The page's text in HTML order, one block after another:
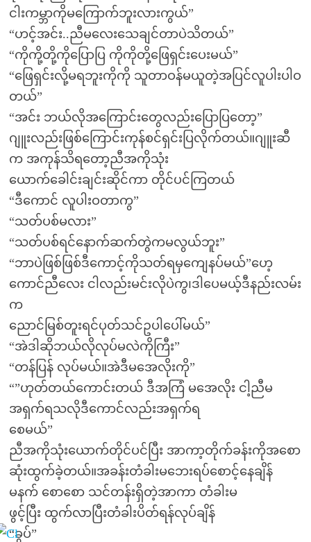
ငါးကမ္ဘာကိုမကြောက်ဘူးလားကွယ်”
“ဟင့်အင်း..ညီမလေးသေချင်တာပဲသိတယ်”
“ကိုကို့တို့ကိုပြောပြ ကိုကိုတို့ဖြေရှင်းပေးမယ်”
“ဖြေရှင်းလို့မရဘူးကိုကို သူတာဝန်မယူတဲ့အပြင်လူပါးပါဝ
တယ်”
“အင်း ဘယ်လိုအကြောင်းတွေလည်းပြောပြတော့”
ဂျူးလည်းဖြစ်ကြောင်းကုန်စင်ရှင်းပြလိုက်တယ်။ဂျူးဆီ
က အကုန်သိရတော့ညီအကိုသုံး
ယောက်ခေါင်းချင်းဆိုင်ကာ တိုင်ပင်ကြတယ်
“ဒီကောင် လူပါးဝတာကွ”
“သတ်ပစ်မလား”
“သတ်ပစ်ရင်နောက်ဆက်တွဲကမလွယ်ဘူး”
“ဘာပဲဖြစ်ဖြစ်ဒီကောင့်ကိုသတ်ရမှကျေနပ်မယ်”ဟေ့
ကောင်ညီလေး ငါလည်းမင်းလိုပဲကွ၊ဒါပေမယ့်ဒီနည်းလမ်း
က
ညောင်မြစ်တူးရင်ပုတ်သင်ဥပါပေါ်မယ်”
“အဲဒါဆိုဘယ်လိုလုပ်မလဲကိုကြီး”
“တန်ပြန် လုပ်မယ်။အဲဒီမအေလိုးကို”
“”ဟုတ်တယ်ကောင်းတယ် ဒီအကြံ မအေလိုး ငါ့ညီမ
အရှက်ရသလိုဒီကောင်လည်းအရှက်ရ
စေမယ်”
ညီအကိုသုံးယောက်တိုင်ပင်ပြီး အာကာ့တိုက်ခန်းကိုအစော
ဆုံးထွက်ခဲ့တယ်။အခန်းတံခါးမဘေးရပ်စောင့်နေချိန်
မနက် စောစော သင်တန်းရှိတဲ့အာကာ တံခါးမ
ဖွင့်ပြီး ထွက်လာပြီးတံခါးပိတ်ရန်လုပ်ချိန်
“ခွပ်”